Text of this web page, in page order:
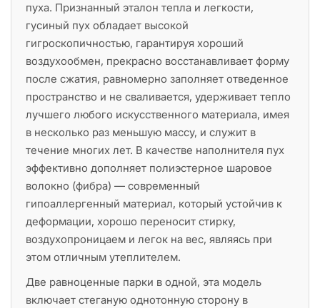
пуха. Признанный эталон тепла и легкости,
гусиный пух обладает высокой
гигроскопичностью, гарантируя хороший
воздухообмен, прекрасно восстанавливает форму
после сжатия, равномерно заполняет отведенное
пространство и не сваливается, удерживает тепло
лучшего любого искусственного материала, имея
в несколько раз меньшую массу, и служит в
течение многих лет. В качестве наполнителя пух
эффективно дополняет полиэстерное шаровое
волокно (фибра) — современный
гипоаллергенный материал, который устойчив к
деформации, хорошо переносит стирку,
воздухопроницаем и легок на вес, являясь при
этом отличным утеплителем.
Две равноценные парки в одной, эта модель
включает стеганую однотонную сторону в